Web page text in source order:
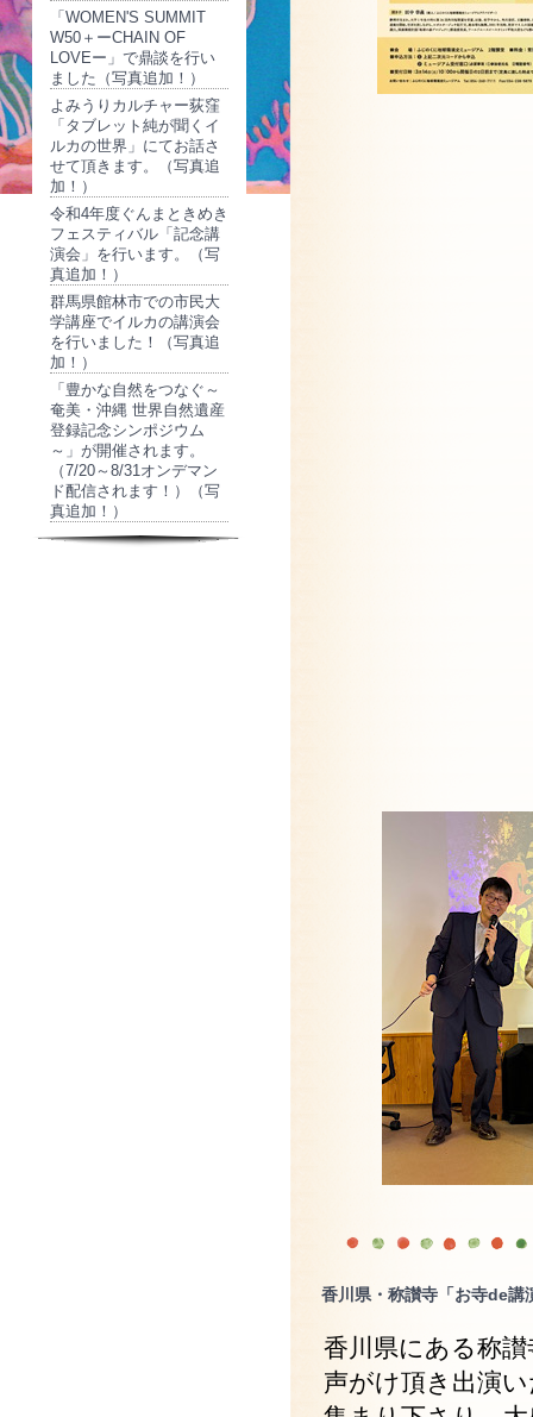
「WOMEN'S SUMMIT
W50＋ーCHAIN OF
LOVEー」で鼎談を行い
ました（写真追加！）
よみうりカルチャー荻窪
「タブレット純が聞くイ
ルカの世界」にてお話さ
せて頂きます。（写真追
加！）
令和4年度ぐんまときめき
フェスティバル「記念講
演会」を行います。（写
真追加！）
群馬県館林市での市民大
学講座でイルカの講演会
を行いました！（写真追
加！）
「豊かな自然をつなぐ～
奄美・沖縄 世界自然遺産
登録記念シンポジウム
～」が開催されます。
（7/20～8/31オンデマン
ド配信されます！）（写
真追加！）
香川県・称讃寺「お寺de講
香川県にある称
声がけ頂き出演